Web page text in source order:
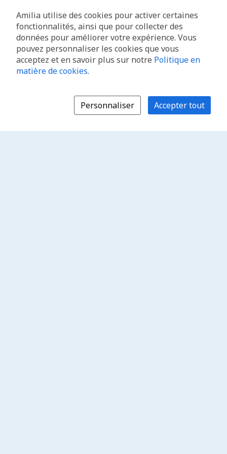
Amilia utilise des cookies pour activer certaines
fonctionnalités, ainsi que pour collecter des
données pour améliorer votre expérience. Vous
pouvez personnaliser les cookies que vous
acceptez et en savoir plus sur notre Politique en
matière de cookies.
Personnaliser Accepter tout